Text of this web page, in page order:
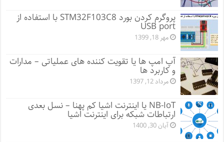
پروگرم کردن بورد STM32F103C8 با استفاده از
USB port
مهر 18, 1399
آپ امپ ها یا تقویت کننده های عملیاتی – مدارات
و کاربرد ها
مرداد 12, 1397
NB-IoT یا اینترنت اشیا کم پهنا – نسل بعدی
ارتباطات شبکه برای اینترنت اشیا
آبان 30, 1400